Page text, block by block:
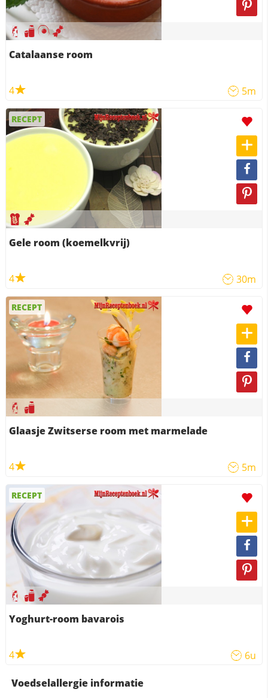
Catalaanse room
4 5m
RECEPT
Gele room (koemelkvrij)
4 30m
RECEPT
Glaasje Zwitserse room met marmelade
4 5m
RECEPT
Yoghurt-room bavarois
4 6u
Voedselallergie informatie